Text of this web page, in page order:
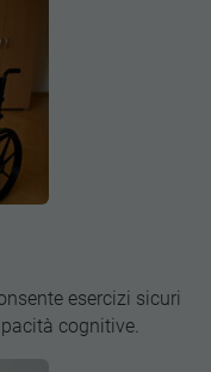
esercizi sicuri
cognitive.